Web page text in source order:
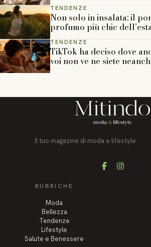
TENDENZE
Non solo in insalata: il
profumo più chic
TENDENZE
TikTok ha deciso dove
voi non ve ne siete
Il tuo magazine di moda e lifestyle
FacebookInstagram
RUBRICHE
Moda
Bellezza
Tendenze
Lifestyle
Salute e Benessere